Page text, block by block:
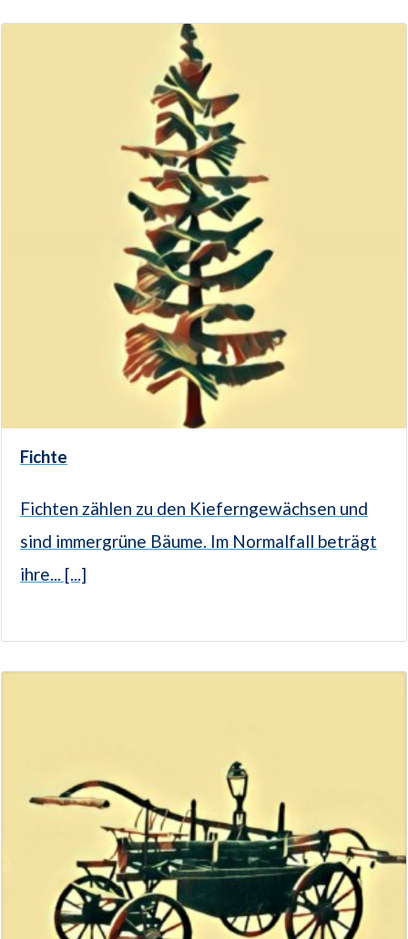
Fichte
Fichten zählen zu den Kieferngewächsen und
sind immergrüne Bäume. Im Normalfall beträgt
ihre... [...]